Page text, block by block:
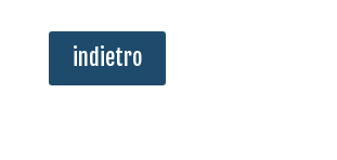
indietro